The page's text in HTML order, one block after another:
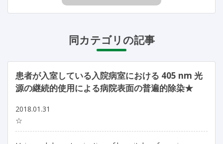
同カテゴリの記事
患者が入室している入院病室における 405 nm 光
源の継続的使用による病院表面の普遍的除染★
2018.01.31
☆